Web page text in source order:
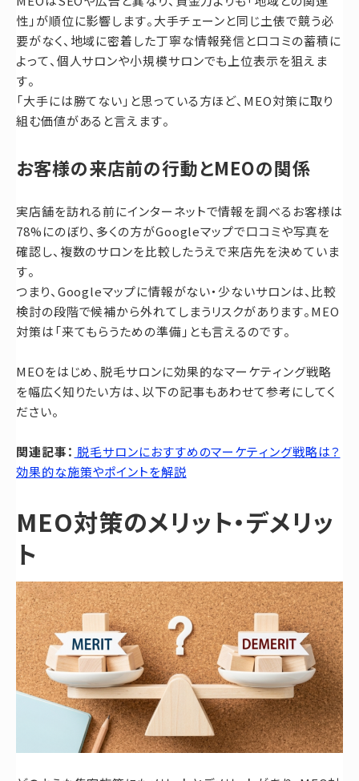
性」が順位に影響します。大手チェーンと同じ土俵で競う必
要がなく、地域に密着した丁寧な情報発信と口コミの蓄積に
よって、個人サロンや小規模サロンでも上位表示を狙えま
す。
「大手には勝てない」と思っている方ほど、MEO対策に取り
組む価値があると言えます。
お客様の来店前の行動とMEOの関係
実店舗を訪れる前にインターネットで情報を調べるお客様は
78%にのぼり、多くの方がGoogleマップで口コミや写真を
確認し、複数のサロンを比較したうえで来店先を決めていま
す。
つまり、Googleマップに情報がない・少ないサロンは、比較
検討の段階で候補から外れてしまうリスクがあります。MEO
対策は「来てもらうための準備」とも言えるのです。
MEOをはじめ、脱毛サロンに効果的なマーケティング戦略
を幅広く知りたい方は、以下の記事もあわせて参考にしてく
ださい。
関連記事： 脱毛サロンにおすすめのマーケティング戦略は？
効果的な施策やポイントを解説
MEO対策のメリット・デメリッ
ト